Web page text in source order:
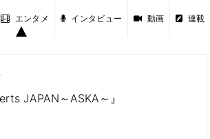
エンタメ インタビュー 動画 連載
JAPAN～ASKA～』